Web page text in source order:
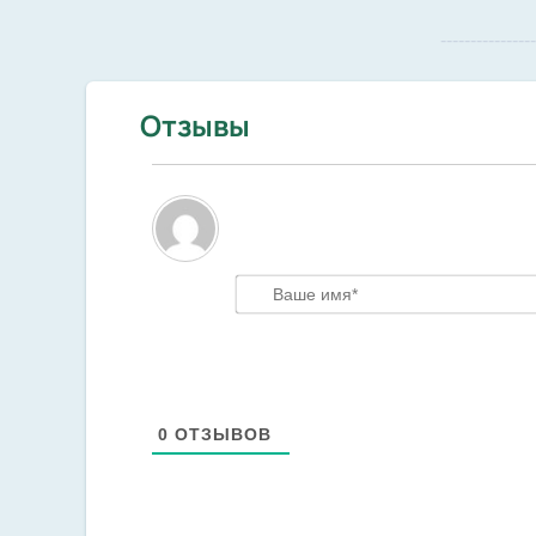
Отзывы
0 ОТЗЫВОВ